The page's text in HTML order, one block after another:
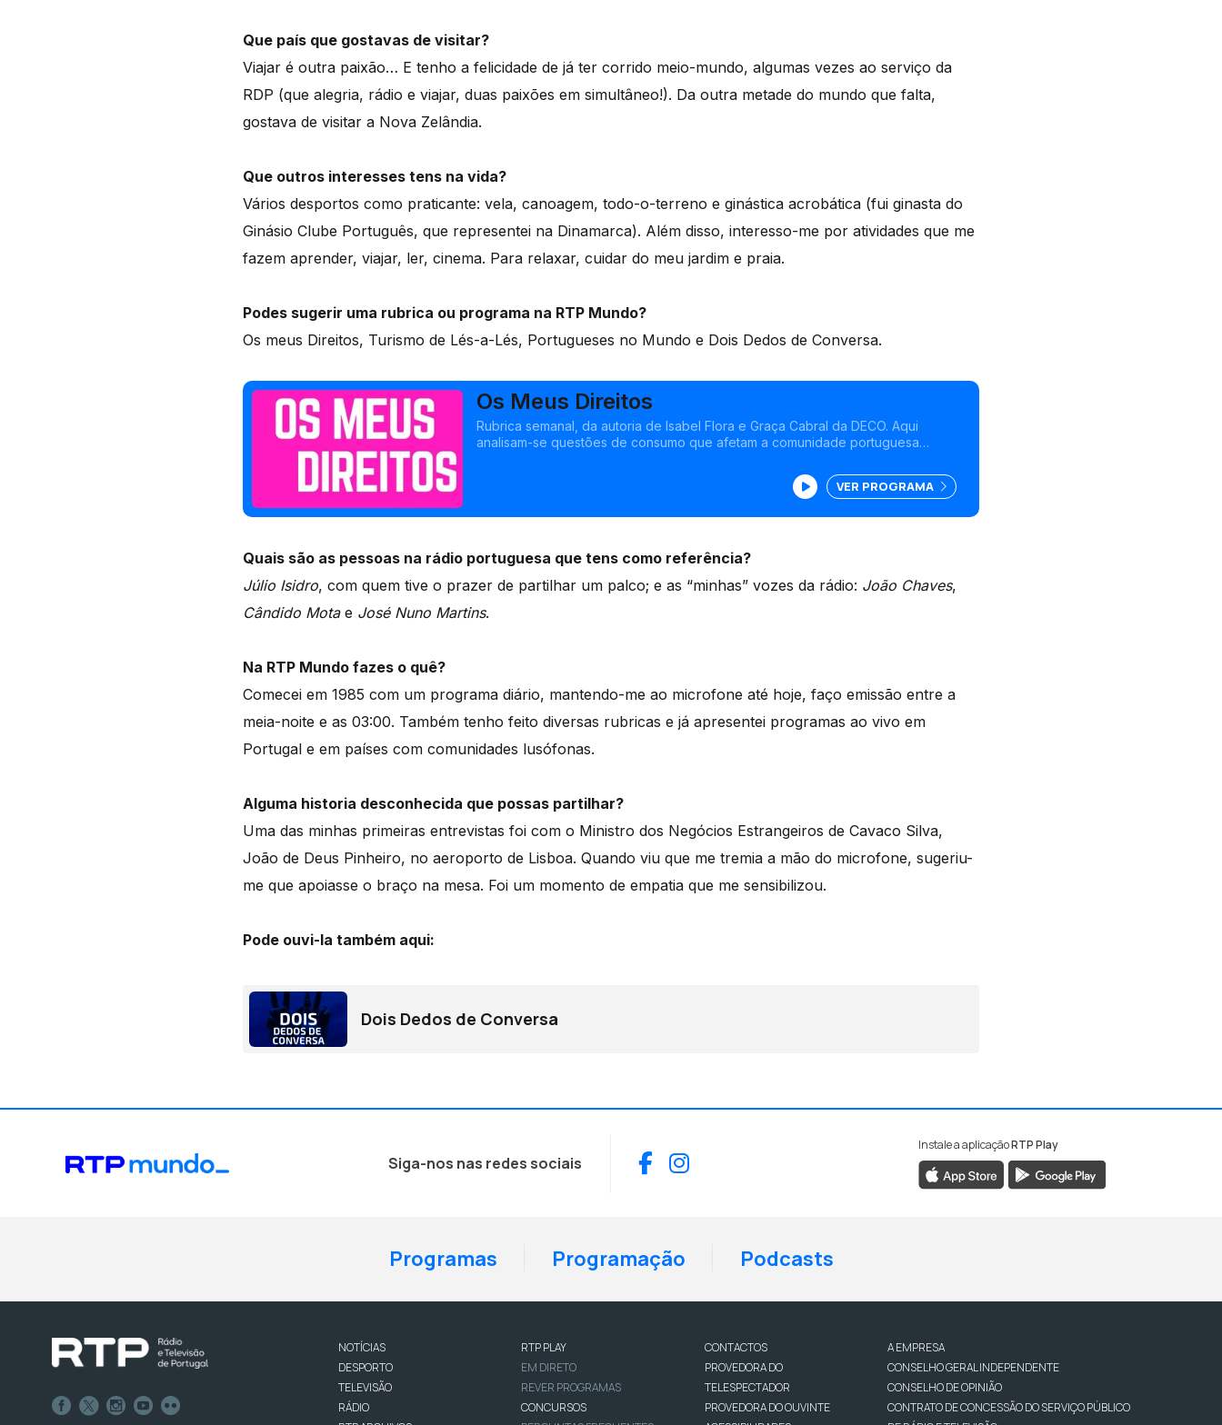
Que país que gostavas de visitar?
Viajar é outra paixão… E tenho a felicidade de já ter corrido meio-mundo, algumas vezes ao serviço da
RDP (que alegria, rádio e viajar, duas paixões em simultâneo!). Da outra metade do mundo que falta,
gostava de visitar a Nova Zelândia.
Que outros interesses tens na vida?
Vários desportos como praticante: vela, canoagem, todo-o-terreno e ginástica acrobática (fui ginasta do
Ginásio Clube Português, que representei na Dinamarca). Além disso, interesso-me por atividades que me
fazem aprender, viajar, ler, cinema. Para relaxar, cuidar do meu jardim e praia.
Podes sugerir uma rubrica ou programa na RTP Mundo?
Os meus Direitos, Turismo de Lés-a-Lés, Portugueses no Mundo e Dois Dedos de Conversa.
Os Meus Direitos
Rubrica semanal, da autoria de Isabel Flora e Graça Cabral da DECO. Aqui
analisam-se questões de consumo que afetam a comunidade portuguesa
VER PROGRAMA
Quais são as pessoas na rádio portuguesa que tens como referência?
Júlio Isidro, com quem tive o prazer de partilhar um palco; e as “minhas” vozes da rádio: João Chaves,
Cândido Motae José Nuno Martins.
Na RTP Mundo fazes o quê?
Comecei em 1985 com um programa diário, mantendo-me ao microfone até hoje, faço emissão entre a
meia-noite e as 03:00. Também tenho feito diversas rubricas e já apresentei programas ao vivo em
Portugal e em países com comunidades lusófonas.
Alguma historia desconhecida que possas partilhar?
Uma das minhas primeiras entrevistas foi com o Ministro dos Negócios Estrangeiros de Cavaco Silva,
João de Deus Pinheiro, no aeroporto de Lisboa. Quando viu que me tremia a mão do microfone, sugeriu-
me que apoiasse o braço na mesa. Foi um momento de empatia que me sensibilizou.
Pode ouvi-la também aqui:
Dois Dedos de Conversa
Siga-nos nas redes sociais Facebook
Instagram
Instale a aplicaçãoRTP Play
Programas Programação Podcasts
NOTÍCIAS
DESPORTO
TELEVISÃO
RÁDIO
RTP PLAY
EM DIRETO
REVER PROGRAMAS
CONCURSOS
CONTACTOS
PROVEDORA DO
TELESPECTADOR
PROVEDORA DO OUVINTE
A EMPRESA
CONSELHO GERAL INDEPENDENTE
CONSELHO DE OPINIÃO
CONTRATO DE CONCESSÃO DO SERVIÇO PÚBLICO